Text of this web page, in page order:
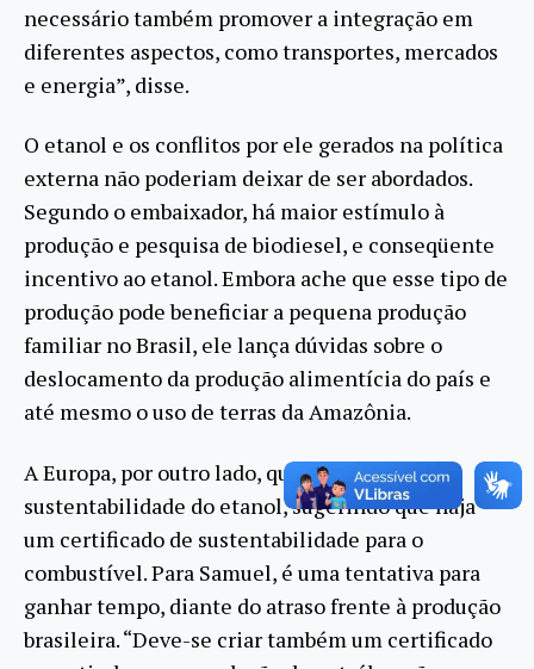
necessário também promover a integração em
diferentes aspectos, como transportes, mercados
e energia”, disse.
O etanol e os conflitos por ele gerados na política
externa não poderiam deixar de ser abordados.
Segundo o embaixador, há maior estímulo à
produção e pesquisa de biodiesel, e conseqüente
incentivo ao etanol. Embora ache que esse tipo de
produção pode beneficiar a pequena produção
familiar no Brasil, ele lança dúvidas sobre o
deslocamento da produção alimentícia do país e
até mesmo o uso de terras da Amazônia.
A Europa, por outro lado, questiona a
sustentabilidade do etanol, sugerindo que haja
um certificado de sustentabilidade para o
combustível. Para Samuel, é uma tentativa para
ganhar tempo, diante do atraso frente à produção
brasileira. “Deve-se criar também um certificado